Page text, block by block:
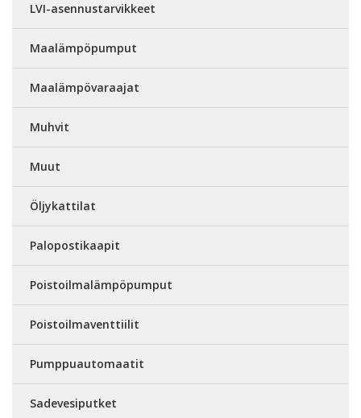
LVI-asennustarvikkeet
Maalämpöpumput
Maalämpövaraajat
Muhvit
Muut
Öljykattilat
Palopostikaapit
Poistoilmalämpöpumput
Poistoilmaventtiilit
Pumppuautomaatit
Sadevesiputket